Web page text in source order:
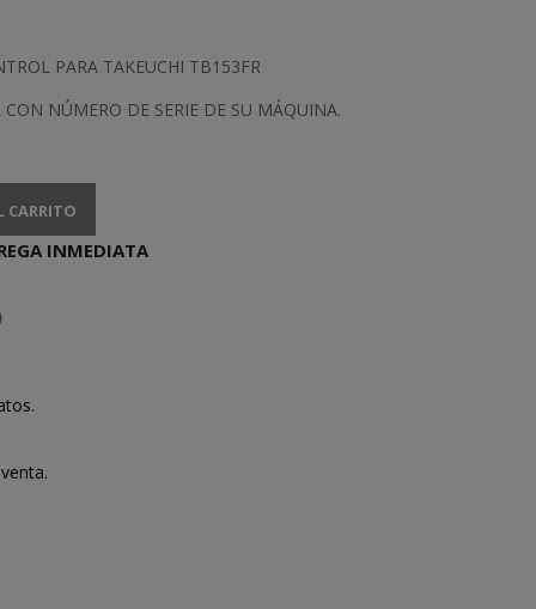
PARA TAKEUCHI TB153FR
NÚMERO DE SERIE DE SU MÁQUINA.
CARRITO
INMEDIATA